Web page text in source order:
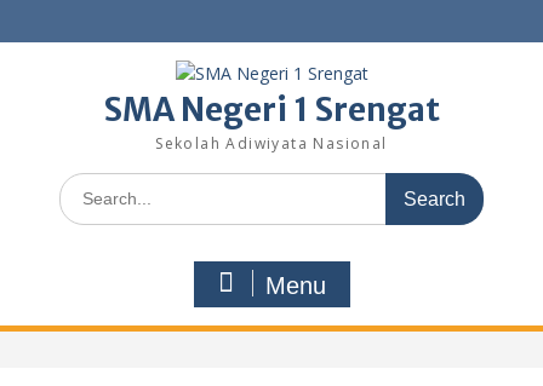
to
SMA Negeri 1 Srengat
Sekolah Adiwiyata Nasional
Search
for:
Menu